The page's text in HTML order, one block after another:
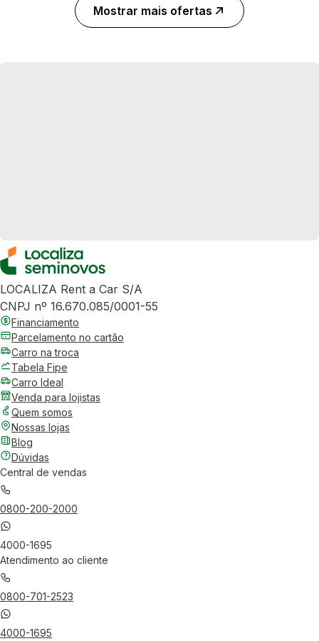
Mostrar mais ofertas
LOCALIZA Rent a Car S/A
CNPJ nº 16.670.085/0001-55
Financiamento
Parcelamento no cartão
Carro na troca
Tabela Fipe
Carro Ideal
Venda para lojistas
Quem somos
Nossas lojas
Blog
Dúvidas
Central de vendas
0800-200-2000
4000-1695
Atendimento ao cliente
0800-701-2523
4000-1695